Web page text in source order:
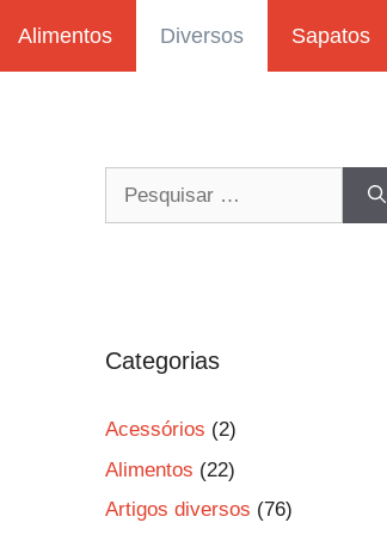
Alimentos Diversos Sapatos
Categorias
Acessórios (2)
Alimentos (22)
Artigos diversos (76)